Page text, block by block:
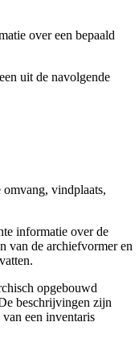
over een bepaald
uit de navolgende
vindplaats,
informatie over de
van de archiefvormer en
opgebouwd
beschrijvingen zijn
een inventaris